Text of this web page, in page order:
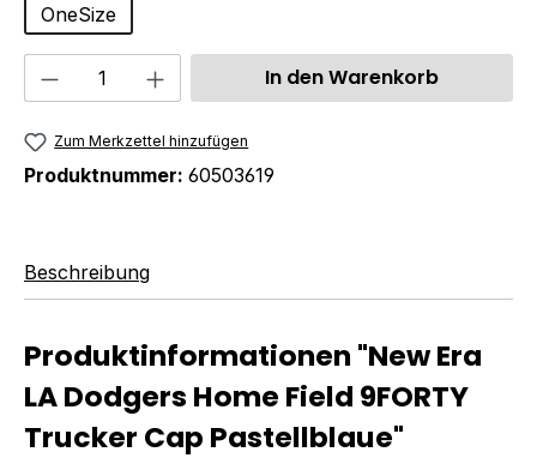
OneSize
Produkt Anzahl: Gib denIn den Warenkorb
Zum Merkzettel hinzufügen
Produktnummer: 60503619
Beschreibung
Produktinformationen "New Era
LA Dodgers Home Field 9FORTY
Trucker Cap Pastellblaue"